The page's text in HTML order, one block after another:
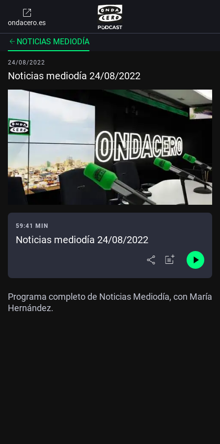
ondacero.es
NOTICIAS MEDIODÍA
24/08/2022
Noticias mediodía 24/08/2022
59:41 MIN
Noticias mediodía 24/08/2022
Programa completo de Noticias Mediodía, con María
Hernández.